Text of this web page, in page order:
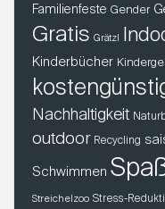
Familienfeste Gender
Gratis Grätzl
Kinderbücher
Nachhaltigkeit
outdoor Recycling
Schwimmen
Streichelzoo Stress-